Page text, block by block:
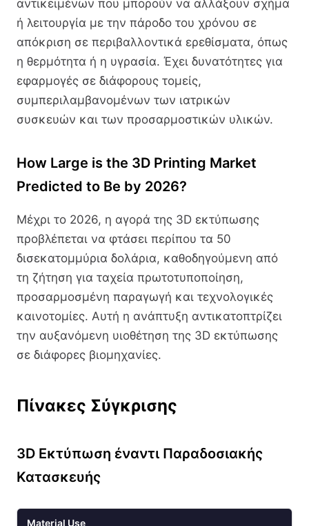
αντικειμένων που μπορούν να αλλάξουν σχήμα
ή λειτουργία με την πάροδο του χρόνου σε
απόκριση σε περιβαλλοντικά ερεθίσματα, όπως
η θερμότητα ή η υγρασία. Έχει δυνατότητες για
εφαρμογές σε διάφορους τομείς,
συμπεριλαμβανομένων των ιατρικών
συσκευών και των προσαρμοστικών υλικών.
How Large is the 3D Printing Market
Predicted to Be by 2026?
Μέχρι το 2026, η αγορά της 3D εκτύπωσης
προβλέπεται να φτάσει περίπου τα 50
δισεκατομμύρια δολάρια, καθοδηγούμενη από
τη ζήτηση για ταχεία πρωτοτυποποίηση,
προσαρμοσμένη παραγωγή και τεχνολογικές
καινοτομίες. Αυτή η ανάπτυξη αντικατοπτρίζει
την αυξανόμενη υιοθέτηση της 3D εκτύπωσης
σε διάφορες βιομηχανίες.
Πίνακες Σύγκρισης
3D Εκτύπωση έναντι Παραδοσιακής
Κατασκευής
Material Use